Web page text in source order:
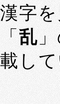
漢字
「 乱
載して